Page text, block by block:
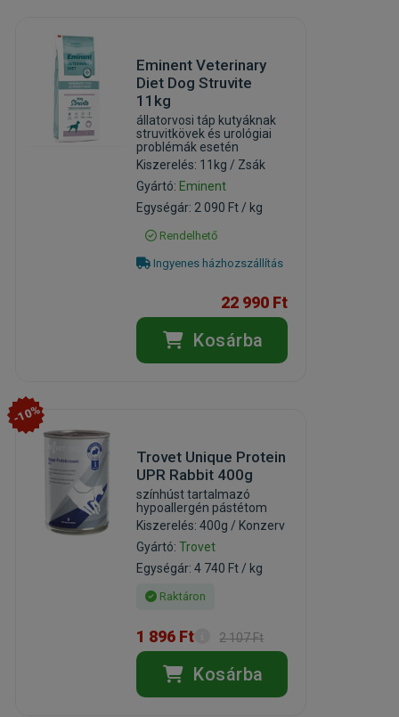
Eminent Veterinary
Diet Dog Struvite
11kg
állatorvosi táp kutyáknak
struvitkövek és urológiai
problémák esetén
Kiszerelés: 11kg / Zsák
Gyártó: Eminent
Egységár: 2 090 Ft / kg
Rendelhető
Ingyenes házhozszállítás
22 990 Ft
Kosárba
-10%
Trovet Unique Protein
UPR Rabbit 400g
színhúst tartalmazó
hypoallergén pástétom
Kiszerelés: 400g / Konzerv
Gyártó:Trovet
Egységár: 4 740 Ft / kg
Raktáron
1 896 Ft 2 107 Ft
Kosárba